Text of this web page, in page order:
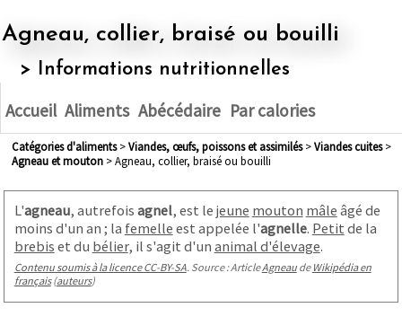
Agneau, collier, braisé ou bouilli
> Informations nutritionnelles
Accueil Aliments Abécédaire Par calories
Catégories d'aliments> viandes, œufs, poissons et assimilés> viandes cuites>
agneau et mouton> Agneau, collier, braisé ou bouilli
L'agneau, autrefois agnel, est le jeune mouton mâle âgé de
moins d'un an ; la femelle est appelée l'agnelle. Petit de la
brebis et du bélier, il s'agit d'un animal d'élevage.
Contenu soumis à la licence CC-BY-SA. Source : ArticleAgneaude Wikipédia en
français(auteurs)